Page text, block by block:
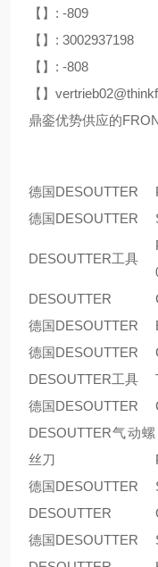
【】: -809
【】: 3002937198
【】: -808
【】
鼎銮优势供应的
德国DESOUTTER
德国DESOUTTER
DESOUTTER工具
DESOUTTER
德国DESOUTTER
德国DESOUTTER
DESOUTTER工具
德国DESOUTTER
DESOUTTER气动螺
丝刀
德国DESOUTTER
DESOUTTER
德国DESOUTTER